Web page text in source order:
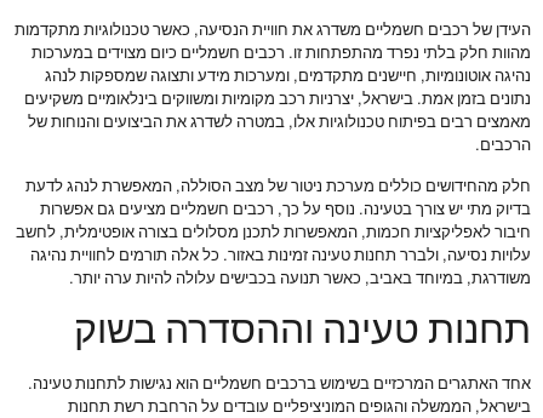
העידן של רכבים חשמליים משדרג את חוויית הנסיעה, כאשר טכנולוגיות מתקדמות
מהוות חלק בלתי נפרד מהתפתחות זו. רכבים חשמליים כיום מצוידים במערכות
נהיגה אוטונומיות, חיישנים מתקדמים, ומערכות מידע ותצוגה שמספקות לנהג
נתונים בזמן אמת. בישראל, יצרניות רכב מקומיות ומשווקים בינלאומיים משקיעים
מאמצים רבים בפיתוח טכנולוגיות אלו, במטרה לשדרג את הביצועים והנוחות של
הרכבים.
חלק מהחידושים כוללים מערכת ניטור של מצב הסוללה, המאפשרת לנהג לדעת
בדיוק מתי יש צורך בטעינה. נוסף על כך, רכבים חשמליים מציעים גם אפשרות
חיבור לאפליקציות חכמות, המאפשרות לתכנן מסלולים בצורה אופטימלית, לחשב
עלויות נסיעה, ולברר תחנות טעינה זמינות באזור. כל אלה תורמים לחוויית נהיגה
משודרגת, במיוחד באביב, כאשר תנועה בכבישים עלולה להיות ערה יותר.
תחנות טעינה וההסדרה בשוק
אחד האתגרים המרכזיים בשימוש ברכבים חשמליים הוא נגישות לתחנות טעינה.
בישראל, הממשלה והגופים המוניציפליים עובדים על הרחבת רשת תחנות